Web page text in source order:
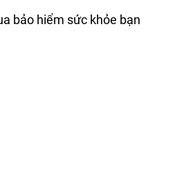
bảo hiểm sức khỏe bạn